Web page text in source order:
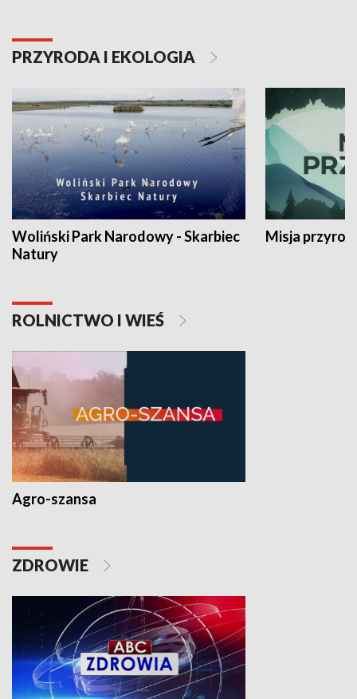
PRZYRODA I EKOLOGIA
Woliński Park Narodowy - Skarbiec
Natury
Misja
ROLNICTWO I WIEŚ
Agro-szansa
ZDROWIE